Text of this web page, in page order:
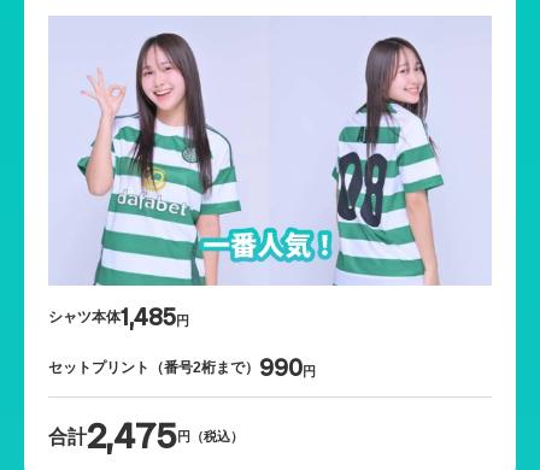
シャツ本体1,485円
セットプリント（番号2桁まで） 990円
合計2,475円（税込）